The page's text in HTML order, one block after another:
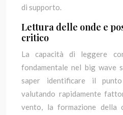
di supporto.
Lettura delle onde e
critico
La capacità di leggere
fondamentale nel big wave
saper identificare il
valutando rapidamente
vento, la formazione della